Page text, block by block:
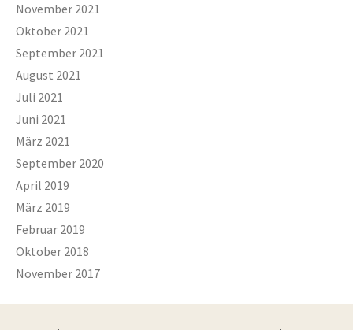
November 2021
Oktober 2021
September 2021
August 2021
Juli 2021
Juni 2021
März 2021
September 2020
April 2019
März 2019
Februar 2019
Oktober 2018
November 2017